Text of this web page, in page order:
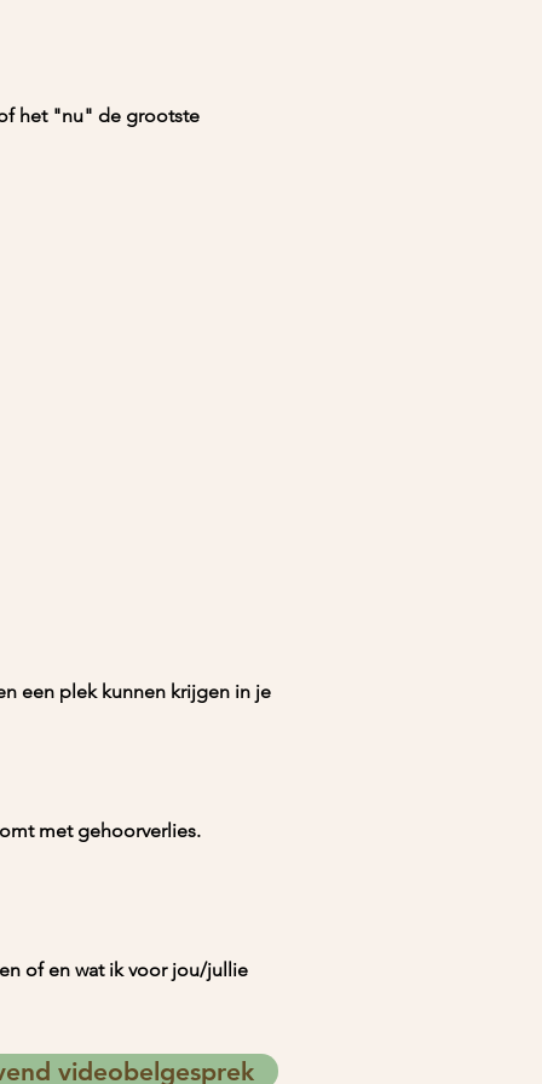
het "nu" de grootste
een plek kunnen krijgen in je
met gehoorverlies.
of en wat ik voor jou/jullie
videobelgesprek